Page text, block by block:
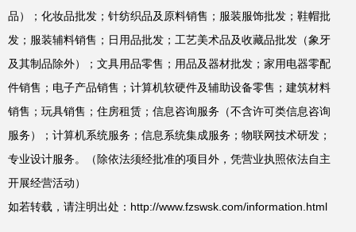
品）；化妆品批发；针纺织品及原料销售；服装服饰批发；鞋帽批
发；服装辅料销售；日用品批发；工艺美术品及收藏品批发（象牙
及其制品除外）；文具用品零售；用品及器材批发；家用电器零配
件销售；电子产品销售；计算机软硬件及辅助设备零售；建筑材料
销售；玩具销售；住房租赁；信息咨询服务（不含许可类信息咨询
服务）；计算机系统服务；信息系统集成服务；物联网技术研发；
专业设计服务。（除依法须经批准的项目外，凭营业执照依法自主
开展经营活动）
如若转载，请注明出处：http://www.fzswsk.com/information.html